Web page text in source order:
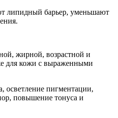
липидный барьер, уменьшают
жирной, возрастной и
для кожи с выраженными
осветление пигментации,
повышение тонуса и